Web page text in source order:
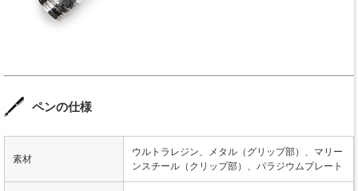
ペンの仕様
素材
ウルトラレジン、メタル（グリップ部）、マリー
ンスチール（クリップ部）、パラジウムプレート